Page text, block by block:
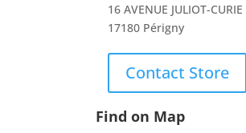
16 AVENUE JULIOT-CURIE
17180 Périgny
Contact Store
Find on Map